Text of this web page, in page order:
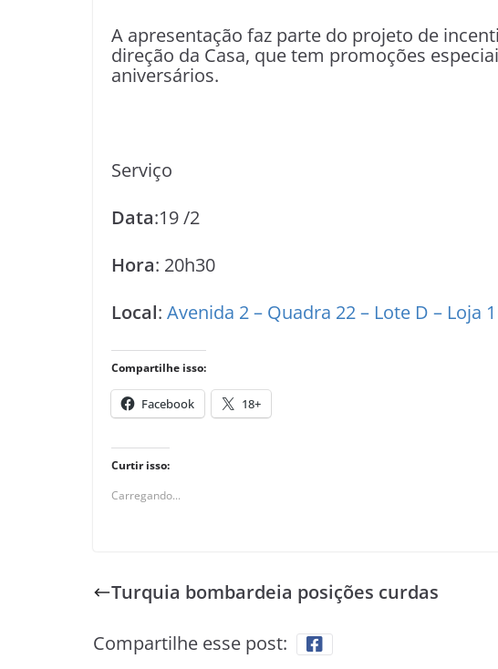
A apresentação faz parte do projeto de
direção da Casa, que tem promoções
aniversários.
Serviço
Data:19 /2
Hora: 20h30
Local: Avenida 2 – Quadra 22 – Lote D – Loja
Compartilhe isso:
Facebook 18+
Curtir isso:
Carregando...
Turquia bombardeia posições curdas
Compartilhe esse post: